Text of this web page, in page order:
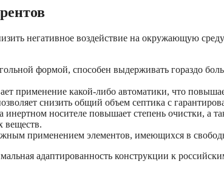
негативное воздействие на окружающую
формой, способен выдерживать гораздо
применение какой-либо автоматики, что
снизить общий объем септика с
носителе повышает степень очистки, а
веществ.
применением элементов, имеющихся в
адаптированность конструкции к